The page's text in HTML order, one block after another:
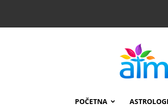
POČETNA